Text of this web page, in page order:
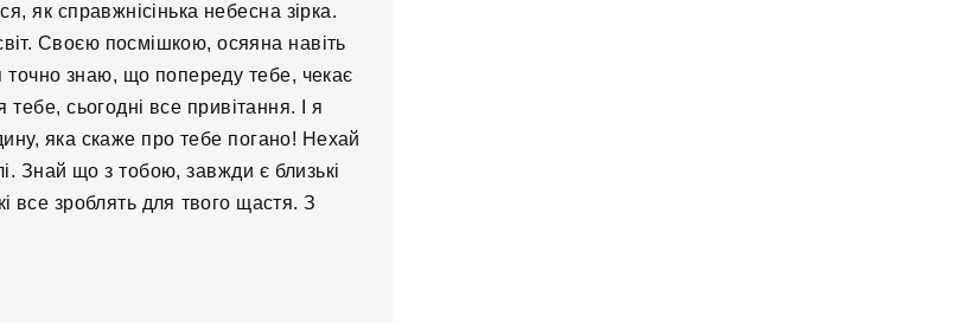
як справжнісінька небесна зірка.
Своєю посмішкою, осяяна навіть
точно знаю, що попереду тебе, чекає
сьогодні все привітання. І я
яка скаже про тебе погано! Нехай
Знай що з тобою, завжди є близькі
все зроблять для твого щастя. З